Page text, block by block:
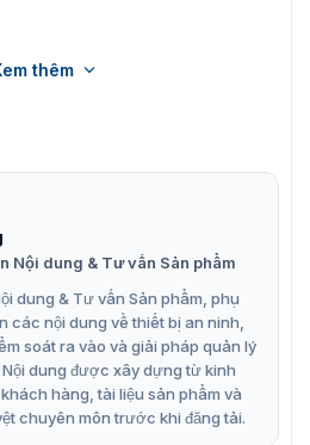
lại hình ảnh rõ nét và sắc
2,8 mm và 3,6 mm.
trắng lên đến 40 m để chụp
40 m để chụp ảnh ban đêm
thêm
Nội dung & Tư vấn Sản phẩm
dung & Tư vấn Sản phẩm, phụ
các nội dung về thiết bị an ninh,
soát ra vào và giải pháp quản lý
dung được xây dựng từ kinh
hàng, tài liệu sản phẩm và
chuyên môn trước khi đăng tải.